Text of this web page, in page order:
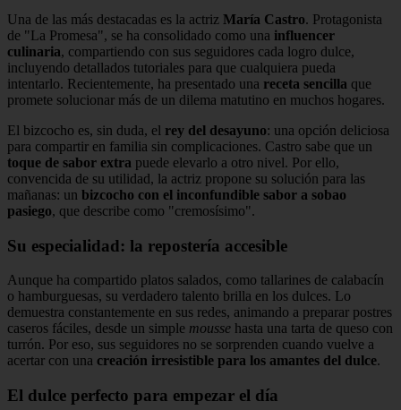
Una de las más destacadas es la actriz María Castro. Protagonista
de "La Promesa", se ha consolidado como una influencer
culinaria, compartiendo con sus seguidores cada logro dulce,
incluyendo detallados tutoriales para que cualquiera pueda
intentarlo. Recientemente, ha presentado una receta sencilla que
promete solucionar más de un dilema matutino en muchos hogares.
El bizcocho es, sin duda, el rey del desayuno: una opción deliciosa
para compartir en familia sin complicaciones. Castro sabe que un
toque de sabor extra puede elevarlo a otro nivel. Por ello,
convencida de su utilidad, la actriz propone su solución para las
mañanas: un bizcocho con el inconfundible sabor a sobao
pasiego, que describe como "cremosísimo".
Su especialidad: la repostería accesible
Aunque ha compartido platos salados, como tallarines de calabacín
o hamburguesas, su verdadero talento brilla en los dulces. Lo
demuestra constantemente en sus redes, animando a preparar postres
caseros fáciles, desde un simple mousse hasta una tarta de queso con
turrón. Por eso, sus seguidores no se sorprenden cuando vuelve a
acertar con una creación irresistible para los amantes del dulce.
El dulce perfecto para empezar el día